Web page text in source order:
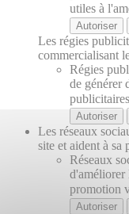
utiles à
Autoriser
Les régies
commercialisant
Régies
de générer
Autoriser
Les réseaux
site et aident à sa
Réseaux
d'améliorer
promotion
Autoriser